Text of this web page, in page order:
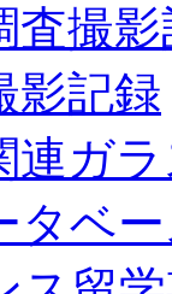
査撮
影記録
連ガ
タベ